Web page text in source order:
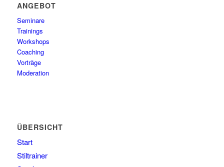
ANGEBOT
Seminare
Trainings
Workshops
Coaching
Vorträge
Moderation
ÜBERSICHT
Start
Stiltrainer